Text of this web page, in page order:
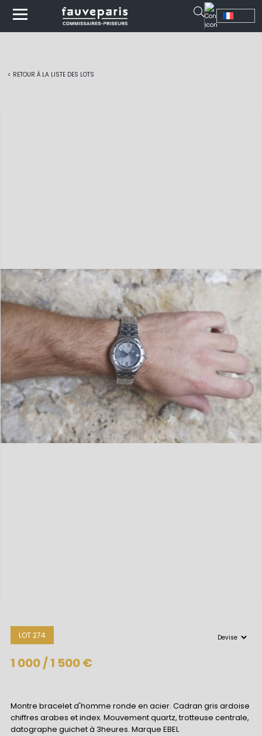
< RETOUR À LA LISTE DES LOTS
LOT 274
1 000 / 1 500 €
Montre bracelet d'homme ronde en acier. Cadran gris ardoise
chiffres arabes et index. Mouvement quartz, trotteuse centrale,
datographe guichet à 3heures. Marque EBEL